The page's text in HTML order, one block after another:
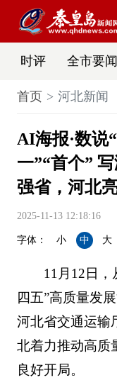
时评 全市要闻
首页 河北新闻
AI海报·数说
一”“首个”
强省，河北
2025-11-13 12:18:16
字体： 小 中 大
11月12日
四五”高质量发
河北省交通运输
北着力推动高质
良好开局。